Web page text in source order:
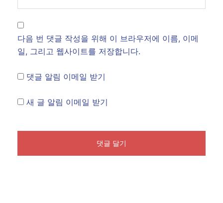
다음 번 댓글 작성을 위해 이 브라우저에 이름, 이메
일, 그리고 웹사이트를 저장합니다.
댓글 알림 이메일 받기
새 글 알림 이메일 받기